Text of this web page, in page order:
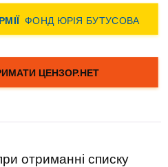
отриманні списку